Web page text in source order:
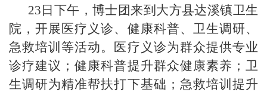
23 日下午，博士团来到大方县达溪镇卫生
院，开展医疗义诊、健康科普、卫生调研、
急救培训等活动。医疗义诊为群众提供专业
诊疗建议；健康科普提升群众健康素养；卫
生调研为精准帮扶打下基础；急救培训提升